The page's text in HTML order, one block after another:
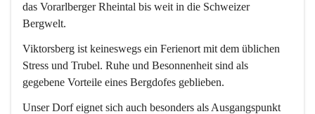
das Vorarlberger Rheintal bis weit in die Schweizer
Bergwelt.
Viktorsberg ist keineswegs ein Ferienort mit dem üblichen
Stress und Trubel. Ruhe und Besonnenheit sind als
gegebene Vorteile eines Bergdofes geblieben.
Unser Dorf eignet sich auch besonders als Ausgangspunkt